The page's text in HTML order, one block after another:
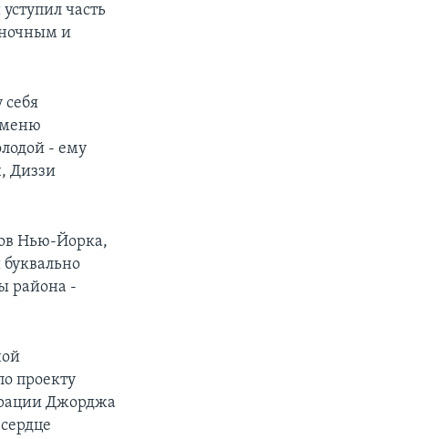
часть
и
меню
- ему
Диззи
Нью-Йорка,
района -
проекту
Джорджа